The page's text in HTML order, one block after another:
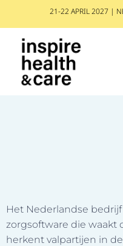
21-22 APRIL 2027 |
Het Nederlandse
zorgsoftware die waakt
herkent valpartijen in